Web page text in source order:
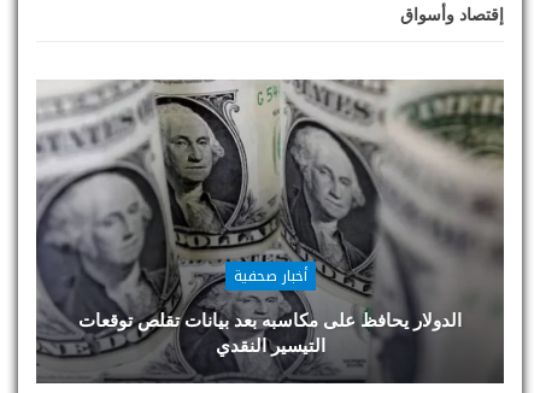
إقتصاد وأسواق
أخبار صحفية
الدولار يحافظ على مكاسبه بعد بيانات تقلص توقعات
التيسير النقدي